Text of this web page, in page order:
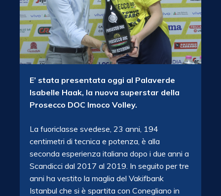
E’ stata presentata oggi al Palaverde
Isabelle Haak, la nuova superstar della
Prosecco DOC Imoco Volley.
La fuoriclasse svedese, 23 anni, 194
centimetri di tecnica e potenza, è alla
seconda esperienza italiana dopo i due anni a
Scandicci dal 2017 al 2019. In seguito per tre
anni ha vestito la maglia del Vakifbank
Istanbul che si è spartita con Conegliano in